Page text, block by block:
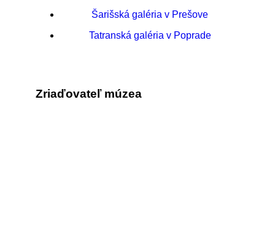
Šarišská galéria v Prešove
Tatranská galéria v Poprade
Zriaďovateľ múzea